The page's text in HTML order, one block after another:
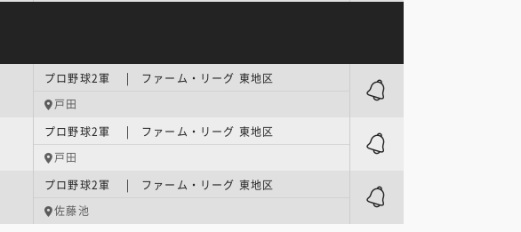
プロ野球2軍 | ファーム・リーグ 東地区
戸田
プロ野球2軍 | ファーム・リーグ 東地区
戸田
プロ野球2軍 | ファーム・リーグ 東地区
佐藤池